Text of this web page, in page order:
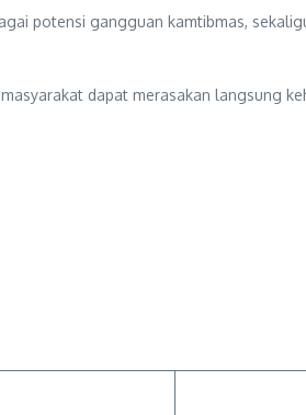
potensi gangguan kamtibmas,
dapat merasakan langsung